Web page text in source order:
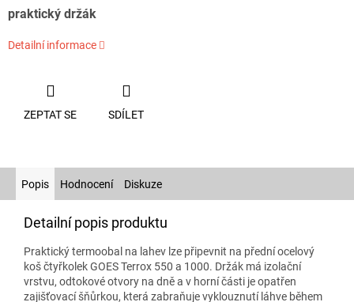
praktický držák
Detailní informace
ZEPTAT SE SDÍLET
Popis Hodnocení Diskuze
Detailní popis produktu
Praktický termoobal na lahev lze připevnit na přední ocelový
koščtyřkolek GOES Terrox 550 a 1000. Držák má izolační
vrstvu, odtokové otvory na dně a v horní části je opatřen
zajišťovací šňůrkou, která zabraňuje vyklouznutí láhve během